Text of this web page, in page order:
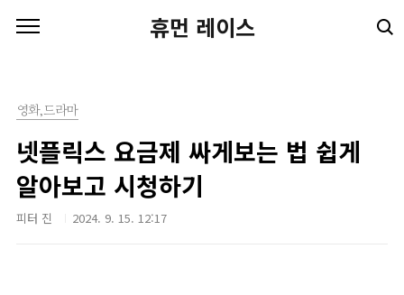
휴먼 레이스
영화,드라마
넷플릭스 요금제 싸게보는 법 쉽게
알아보고 시청하기
피터 진 2024. 9. 15. 12:17